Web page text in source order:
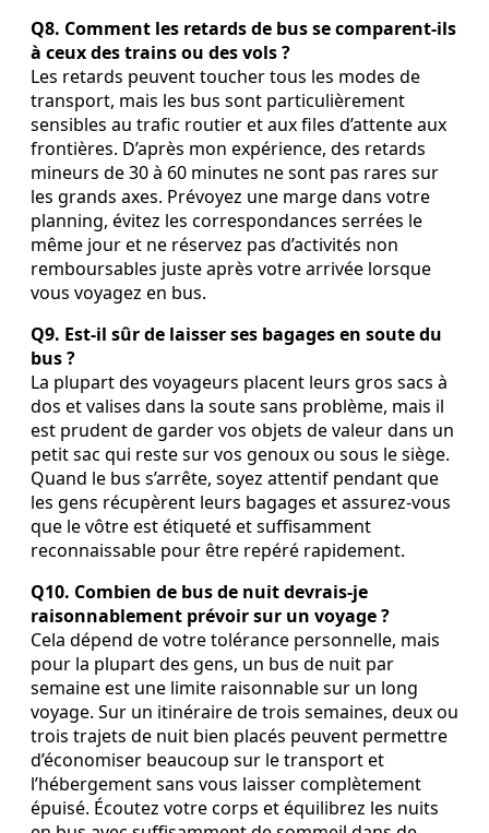
Q8. Comment les retards de bus se comparent‑ils
à ceux des trains ou des vols ?
Les retards peuvent toucher tous les modes de
transport, mais les bus sont particulièrement
sensibles au trafic routier et aux files d’attente aux
frontières. D’après mon expérience, des retards
mineurs de 30 à 60 minutes ne sont pas rares sur
les grands axes. Prévoyez une marge dans votre
planning, évitez les correspondances serrées le
même jour et ne réservez pas d’activités non
remboursables juste après votre arrivée lorsque
vous voyagez en bus.
Q9. Est‑il sûr de laisser ses bagages en soute du
bus ?
La plupart des voyageurs placent leurs gros sacs à
dos et valises dans la soute sans problème, mais il
est prudent de garder vos objets de valeur dans un
petit sac qui reste sur vos genoux ou sous le siège.
Quand le bus s’arrête, soyez attentif pendant que
les gens récupèrent leurs bagages et assurez‑vous
que le vôtre est étiqueté et suffisamment
reconnaissable pour être repéré rapidement.
Q10. Combien de bus de nuit devrais‑je
raisonnablement prévoir sur un voyage ?
Cela dépend de votre tolérance personnelle, mais
pour la plupart des gens, un bus de nuit par
semaine est une limite raisonnable sur un long
voyage. Sur un itinéraire de trois semaines, deux ou
trois trajets de nuit bien placés peuvent permettre
d’économiser beaucoup sur le transport et
l’hébergement sans vous laisser complètement
épuisé. Écoutez votre corps et équilibrez les nuits